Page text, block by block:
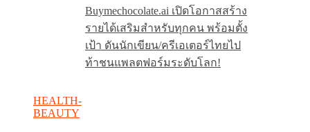
Buymechocolate.ai เปิดโอกาสสร้าง
รายได้เสริมสำหรับทุกคน พร้อมตั้ง
เป้า ดันนักเขียน/ครีเอเตอร์ไทยไป
ท้าชนแพลตฟอร์มระดับโลก!
HEALTH-
BEAUTY